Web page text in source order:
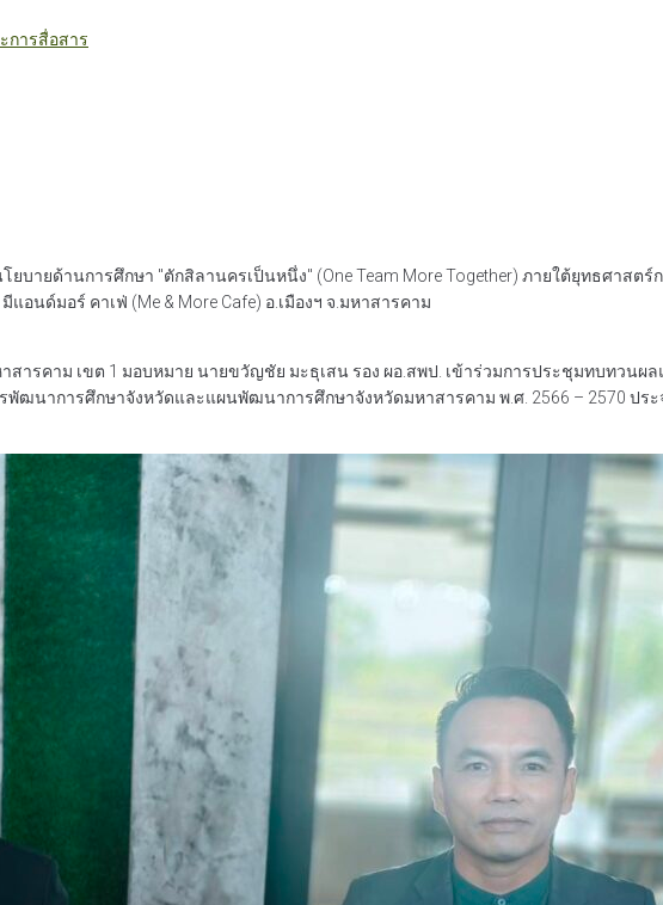
การสื่อสาร
บายด้านการศึกษา "ตักสิลานครเป็นหนึ่ง" (One Team More Together) ภายใต้ยุทธศาส
อนด์มอร์ คาเฟ่ (Me & More Cafe) อ.เมืองฯ จ.มหาสารคาม
สารคาม เขต 1 มอบหมาย นายขวัญชัย มะธุเสน รอง ผอ.สพป. เข้าร่วมการประชุมทบทวน
รพัฒนาการศึกษาจังหวัดและแผนพัฒนาการศึกษาจังหวัดมหาสารคาม พ.ศ. 2566 – 2570 ปร